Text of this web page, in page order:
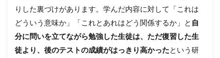
りした裏づけがあります。学んだ内容に対して「これは
どういう意味か」「これとあれはどう関係するか」と 自
分に問いを立てながら勉強した生徒は、ただ復習した生
徒より、後のテストの成績がはっきり高かったという研